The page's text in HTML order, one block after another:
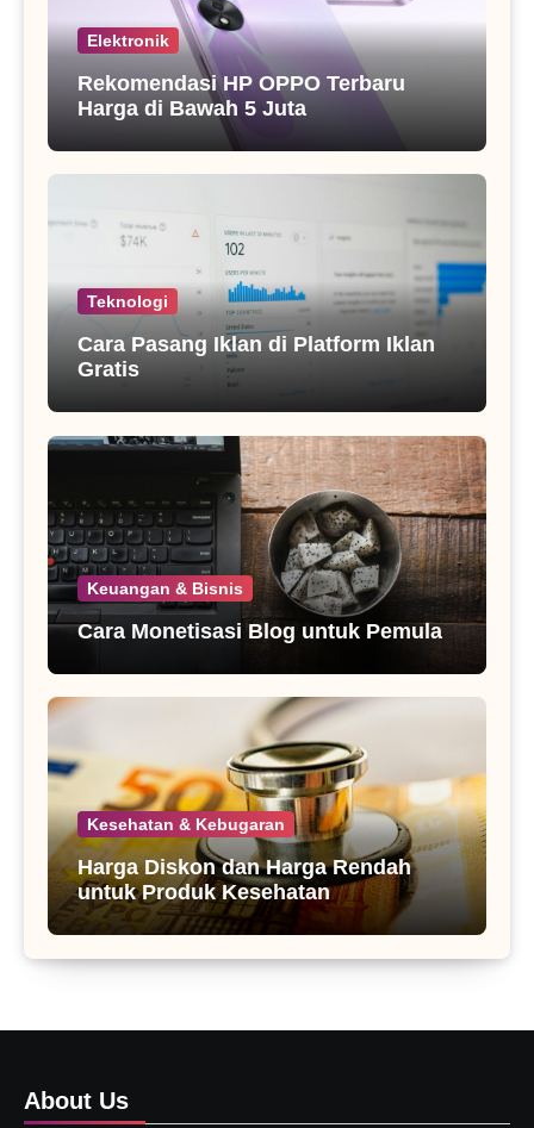
Elektronik
Rekomendasi HP OPPO Terbaru
Harga di Bawah 5 Juta
Teknologi
Cara Pasang Iklan di Platform Iklan
Gratis
Keuangan & Bisnis
Cara Monetisasi Blog untuk Pemula
Kesehatan & Kebugaran
Harga Diskon dan Harga Rendah
untuk Produk Kesehatan
About Us